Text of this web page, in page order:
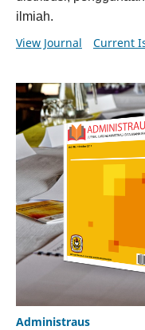
ilmiah.
View Journal Current
Administraus